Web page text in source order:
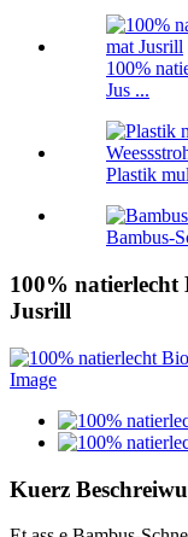
100%
Jus ...
Plastik
Bambus-
100% natierlecht
Jusrill
Kuerz